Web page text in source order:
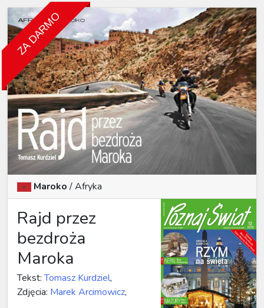
ZA DARMO
Maroko/ Afryka
Rajd przez
bezdroża
Maroka
Tekst:Tomasz Kurdziel,
Zdjęcia: Marek Arcimowicz,